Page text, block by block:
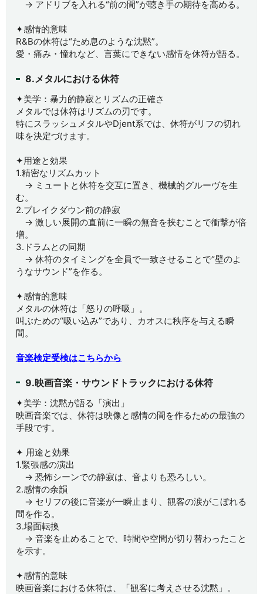
→ アドリブを入れる“前の間”が聴き手の期待を高める。
✦感情的意味
R&Bの休符は“ため息のような沈黙”。
愛・痛み・憧れなど、言葉にできない感情を休符が語る。
8.メタルにおける休符
✦美学：暴力的静寂とリズムの正確さ
メタルでは休符はリズムの刃です。
特にスラッシュメタルやDjent系では、休符がリフの切れ
味を決定づけます。
✦用途と効果
1.精密なリズムカット
→ ミュートと休符を交互に置き、機械的グルーヴを生
む。
2.ブレイクダウン前の静寂
→ 激しい展開の直前に一瞬の無音を挟むことで衝撃が倍
増。
3.ドラムとの同期
→ 休符のタイミングを全員で一致させることで“壁のよ
うなサウンド”を作る。
✦感情的意味
メタルの休符は「怒りの呼吸」。
叫ぶための“吸い込み”であり、カオスに秩序を与える瞬
間。
音楽検定受検はこちらから
9.映画音楽・サウンドトラックにおける休符
✦美学：沈黙が語る「演出」
映画音楽では、休符は映像と感情の間を作るための最強の
手段です。
✦ 用途と効果
1.緊張感の演出
→ 恐怖シーンでの静寂は、音よりも恐ろしい。
2.感情の余韻
→ セリフの後に音楽が一瞬止まり、観客の涙がこぼれる
間を作る。
3.場面転換
→ 音楽を止めることで、時間や空間が切り替わったこと
を示す。
✦感情的意味
映画音楽における休符は、「観客に考えさせる沈黙」。